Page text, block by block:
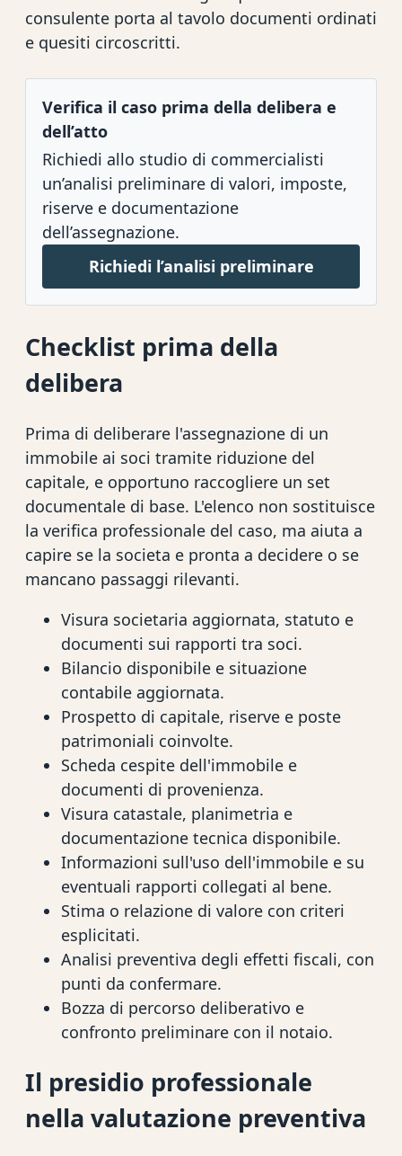
consulente porta al tavolo documenti ordinati
e quesiti circoscritti.
Verifica il caso prima della delibera e
dell’atto
Richiedi allo studio di commercialisti
un’analisi preliminare di valori, imposte,
riserve e documentazione
dell’assegnazione.
Richiedi l’analisi preliminare
Checklist prima della
delibera
Prima di deliberare l'assegnazione di un
immobile ai soci tramite riduzione del
capitale, e opportuno raccogliere un set
documentale di base. L'elenco non sostituisce
la verifica professionale del caso, ma aiuta a
capire se la societa e pronta a decidere o se
mancano passaggi rilevanti.
Visura societaria aggiornata, statuto e
documenti sui rapporti tra soci.
Bilancio disponibile e situazione
contabile aggiornata.
Prospetto di capitale, riserve e poste
patrimoniali coinvolte.
Scheda cespite dell'immobile e
documenti di provenienza.
Visura catastale, planimetria e
documentazione tecnica disponibile.
Informazioni sull'uso dell'immobile e su
eventuali rapporti collegati al bene.
Stima o relazione di valore con criteri
esplicitati.
Analisi preventiva degli effetti fiscali, con
punti da confermare.
Bozza di percorso deliberativo e
confronto preliminare con il notaio.
Il presidio professionale
nella valutazione preventiva